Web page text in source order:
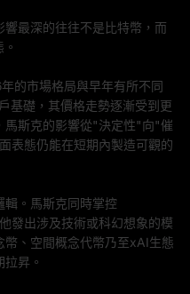
最深的往往不是比特幣，而
的市場格局與早年有所不同
礎，其價格走勢逐漸受到更
馬斯克的影響從"決定性"向"催
表態仍能在短期內製造可觀的
。馬斯克同時掌控
發出涉及技術或科幻想象的模
、空間概念代幣乃至xAI生態
昇。